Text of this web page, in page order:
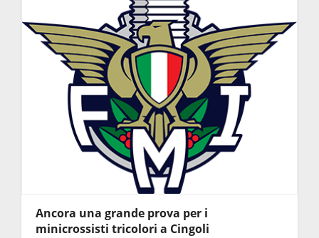
Ancora una grande prova per i
minicrossisti tricolori a Cingoli